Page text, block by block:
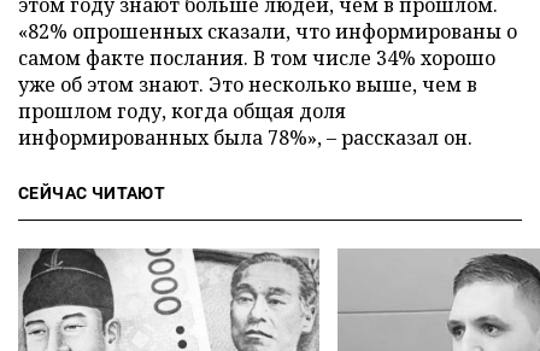
«82% опрошенных сказали, что информированы о
самом факте послания. В том числе 34% хорошо
уже об этом знают. Это несколько выше, чем в
прошлом году, когда общая доля
информированных была 78%», – рассказал он.
СЕЙЧАС ЧИТАЮТ